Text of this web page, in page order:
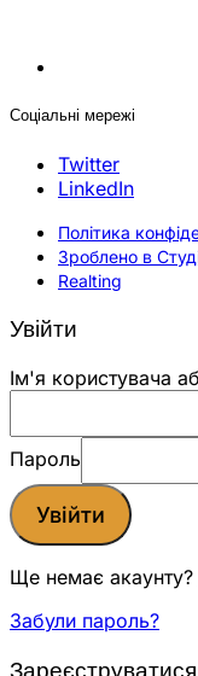
Соціальні мережі
Twitter
LinkedIn
Політика
Зроблено в
Realting
Увійти
Ім'я користувача
Пароль
Увійти
Ще немає акаунту?
Забули пароль?
Зареєструватися